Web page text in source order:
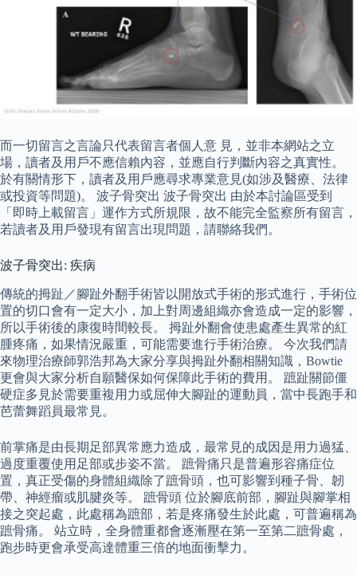
而一切留言之言論只代表留言者個人意 見，並非本網站之立
場，讀者及用戶不應信賴內容，並應自行判斷內容之真實性。
於有關情形下，讀者及用戶應尋求專業意見(如涉及醫療、法律
或投資等問題)。 波子骨突出 波子骨突出 由於本討論區受到
「即時上載留言」運作方式所規限，故不能完全監察所有留言，
若讀者及用戶發現有留言出現問題，請聯絡我們。
波子骨突出: 疾病
傳統的拇趾／腳趾外翻手術皆以開放式手術的形式進行，手術位
置的切口會有一定大小，加上對周邊組織亦會造成一定的影響，
所以手術後的康復時間較長。 拇趾外翻會使患處產生異常的紅
腫疼痛，如果情況嚴重，可能需要進行手術治療。 今次我們請
來物理治療師郭浩邦為大家分享與拇趾外翻相關知識，Bowtie
更會與大家分析自願醫保如何保障此手術的費用。 蹠趾關節僵
硬症多見於需要重複用力或屈伸大腳趾的運動員，當中長跑手和
芭蕾舞蹈員最常見。
前掌痛是由長期足部異常應力造成，最常見的成因是用力過猛、
過度重覆使用足部或步姿不當。 蹠骨痛只是普遍形容痛症位
置，真正受傷的身體組織除了蹠骨頭，也可影響到種子骨、韌
帶、神經瘤或肌腱炎等。 蹠骨頭 位於腳底前部，腳趾與腳掌相
接之突起處，此處稱為蹠部，若是疼痛發生於此處，可普遍稱為
蹠骨痛。 站立時，全身體重都會逐漸壓在第一至第二蹠骨處，
跑步時更會承受高達體重三倍的地面衝擊力。